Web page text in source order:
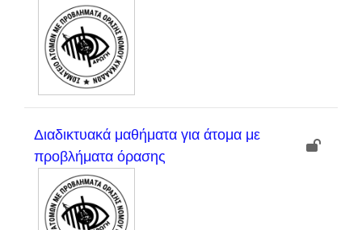
Διαδικτυακά μαθήματα για άτομα με
προβλήματα όρασης